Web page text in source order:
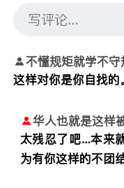
不懂规矩就学不守
这样对你是你自找的
华人也就是这样
太残忍了吧…本来
为有你这样的不团